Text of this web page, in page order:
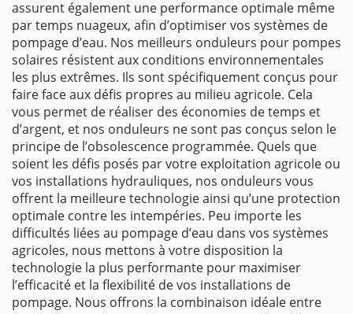
assurent également une performance optimale même
par temps nuageux, afin d’optimiser vos systèmes de
pompage d’eau. Nos meilleurs onduleurs pour pompes
solaires résistent aux conditions environnementales
les plus extrêmes. Ils sont spécifiquement conçus pour
faire face aux défis propres au milieu agricole. Cela
vous permet de réaliser des économies de temps et
d’argent, et nos onduleurs ne sont pas conçus selon le
principe de l’obsolescence programmée. Quels que
soient les défis posés par votre exploitation agricole ou
vos installations hydrauliques, nos onduleurs vous
offrent la meilleure technologie ainsi qu’une protection
optimale contre les intempéries. Peu importe les
difficultés liées au pompage d’eau dans vos systèmes
agricoles, nous mettons à votre disposition la
technologie la plus performante pour maximiser
l’efficacité et la flexibilité de vos installations de
pompage. Nous offrons la combinaison idéale entre